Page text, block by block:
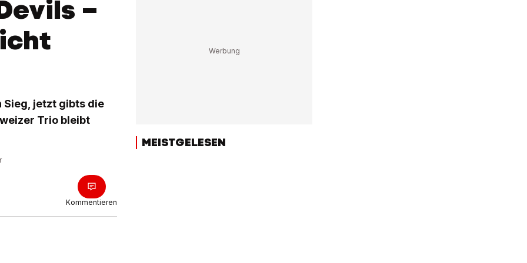
–
Sieg, jetzt gibts die
Trio bleibt
Kommentieren
MEISTGELESEN